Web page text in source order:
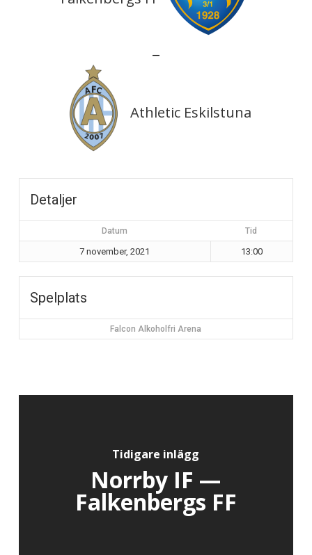
—
Athletic Eskilstuna
Detaljer
Datum Tid
7 november, 2021 13:00
Spelplats
Falcon Alkoholfri Arena
Tidigare inlägg
Norrby IF —
Falkenbergs FF